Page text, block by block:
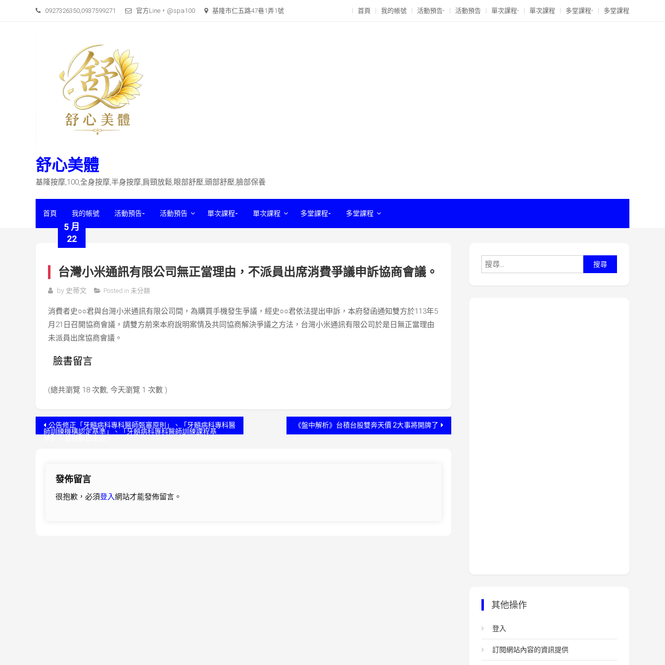
0927326350,0937599271 官方Line，@spa100 基隆市仁五路47巷1弄1號 首頁 我的帳號 活動預告- 活動預告 單次課程- 單次課程 多堂課程- 多堂課程
舒心美體
基隆按摩,100,全身按摩,半身按摩,肩頸放鬆,眼部舒壓,頭部舒壓,臉部保養
首頁 我的帳號 活動預告- 活動預告 單次課程- 單次課程 多堂課程- 多堂課程
5 月
22
台灣小米通訊有限公司無正當理由，不派員出席消費爭議申訴協商會議。
by 史蒂文 Posted in 未分類
消費者史○○君與台灣小米通訊有限公司間，為購買手機發生爭議，經史○○君依法提出申訴，本府發函通知雙方於113年5
月21日召開協商會議，請雙方前來本府說明案情及共同協商解決爭議之方法，台灣小米通訊有限公司於是日無正當理由
未派員出席協商會議。
臉書留言
(總共瀏覽 18 次數, 今天瀏覽 1 次數 )
文公告修正「牙髓病科專科醫師甄審原則」、「牙髓病科專科醫
師訓練機構認定基準」、「牙髓病科專科醫師訓練課程基
《盤中解析》台積台股雙奔天價 2大事將開牌了
發佈留言
很抱歉，必須登入網站才能發佈留言。
尋
其他操作
登入
訂閱網站內容的資訊提供